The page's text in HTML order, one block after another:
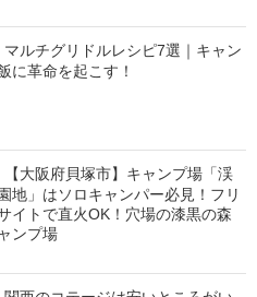
マルチグリドルレシピ7選｜キャン
に革命を起こす！
【大阪府貝塚市】キャンプ場「渓
地」はソロキャンパー必見！フリ
イトで直火OK！穴場の漆黒の森
ンプ場